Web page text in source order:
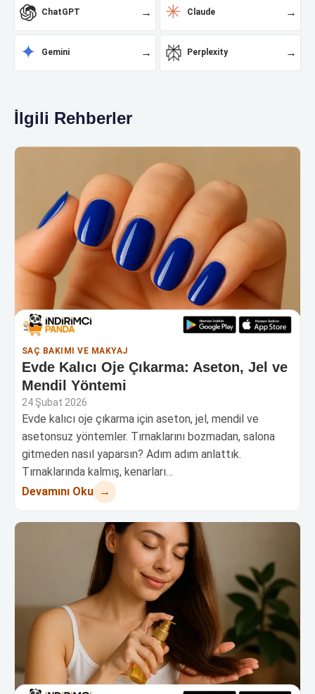
ChatGPT → ✳ Claude →
✦ Gemini → Perplexity →
İlgili Rehberler
SAÇ BAKIMI VE MAKYAJ
Evde Kalıcı Oje Çıkarma: Aseton, Jel ve
Mendil Yöntemi
24 Şubat 2026
Evde kalıcı oje çıkarma için aseton, jel, mendil ve
asetonsuz yöntemler. Tırnaklarını bozmadan, salona
gitmeden nasıl yaparsın? Adım adım anlattık.
Tırnaklarında kalmış, kenarları…
Devamını Oku →